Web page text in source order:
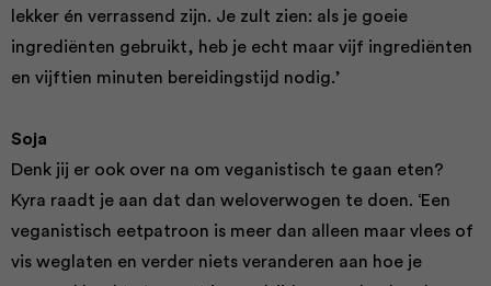
lekker én verrassend zijn. Je zult zien: als je goeie
ingrediënten gebruikt, heb je echt maar vijf ingrediënten
en vijftien minuten bereidingstijd nodig.’
Soja
Denk jij er ook over na om veganistisch te gaan eten?
Kyra raadt je aan dat dan weloverwogen te doen. ‘Een
veganistisch eetpatroon is meer dan alleen maar vlees of
vis weglaten en verder niets veranderen aan hoe je